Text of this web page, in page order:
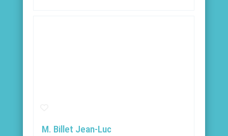
M. Billet Jean-Luc